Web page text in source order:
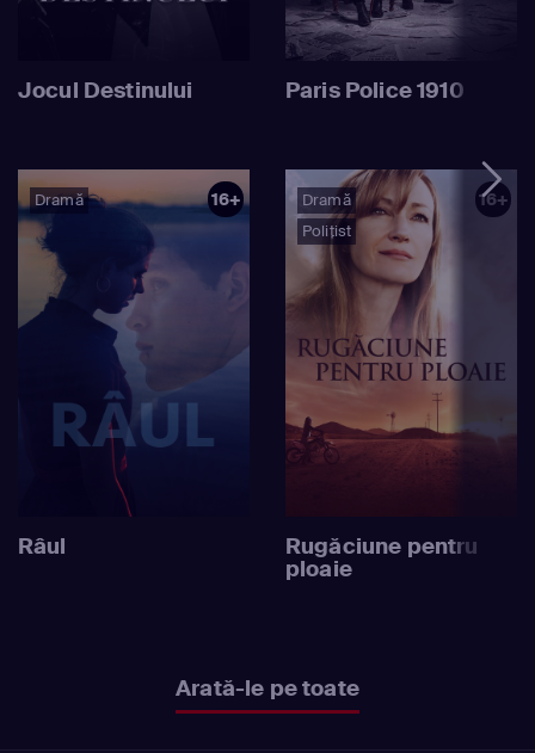
Jocul Destinului Paris Police 1910
Dramă 16+
Râul
Dramă
Polițist
16+
Rugăciune pentru
ploaie
Arată-le pe toate